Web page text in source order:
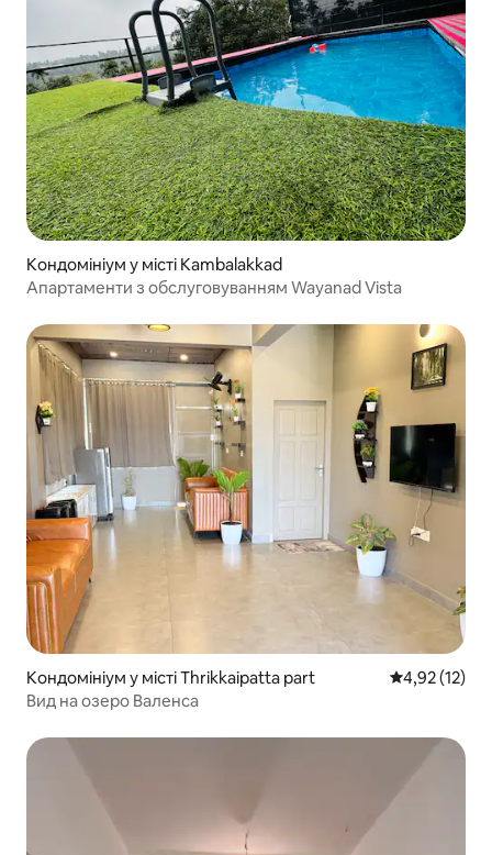
Кондомініум у місті Kambalakkad
Апартаменти з обслуговуванням Wayanad Vista
Кондомініум у місті Thrikkaipatta part Середня
4,92 (12)
Вид на озеро Валенса